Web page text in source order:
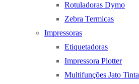
Rotuladoras Dymo
Zebra Termicas
Impressoras
Etiquetadoras
Impressora Plotter
Multifunções Jato Tinta